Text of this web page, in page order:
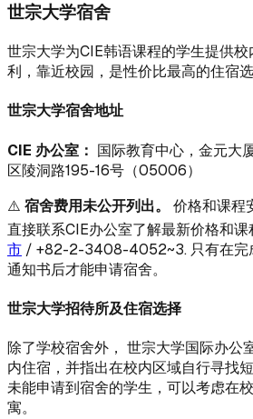
世宗大学宿舍
世宗大学为CIE韩语课程的学生提供
利，靠近校园，是性价比最高的住宿选
世宗大学宿舍地址
CIE 办公室： 国际教育中心，金元大
区陵洞路195-16号（05006）
⚠️ 宿舍费用未公开列出。
价格和课程
直接联系CIE办公室了解最新价格和课
市 / +82-2-3408-4052~3. 只有在完
通知书后才能申请宿舍。
世宗大学招待所及住宿选择
除了学校宿舍外， 世宗大学国际办公
内住宿，并指出在校内区域自行寻找
未能申请到宿舍的学生，可以考虑在
寓。